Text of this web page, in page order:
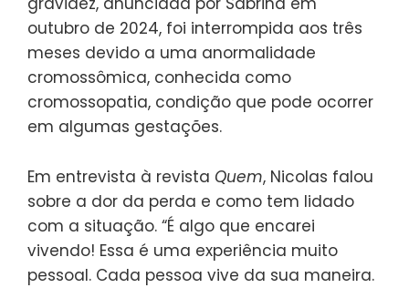
outubro de 2024, foi interrompida aos três
meses devido a uma anormalidade
cromossômica, conhecida como
cromossopatia, condição que pode ocorrer
em algumas gestações.
Em entrevista à revista Quem, Nicolas falou
sobre a dor da perda e como tem lidado
com a situação. “É algo que encarei
vivendo! Essa é uma experiência muito
pessoal. Cada pessoa vive da sua maneira.